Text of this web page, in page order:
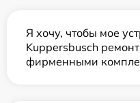
Я хочу, чтобы мое
Kuppersbusch
фирменными